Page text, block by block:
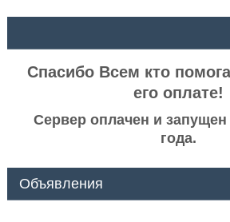
Спасибо Всем кто
его оплате!
Сервер оплачен и запущен
года.
Объявления